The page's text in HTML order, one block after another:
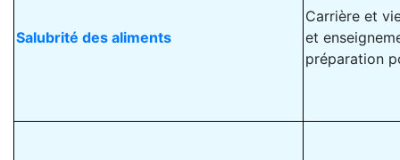
Salubrité des aliments
Carrière et
et
préparation